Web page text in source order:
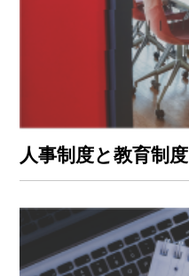
人事制度と教育制度